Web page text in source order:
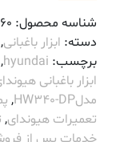
شناسه محصول:
دسته: ابزار باغبانی,
برچسب: hyundai
,
ابزار باغبانی
مدلHW340-DP
,
تعمیرات هیوندای,